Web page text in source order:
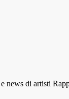
di artisti